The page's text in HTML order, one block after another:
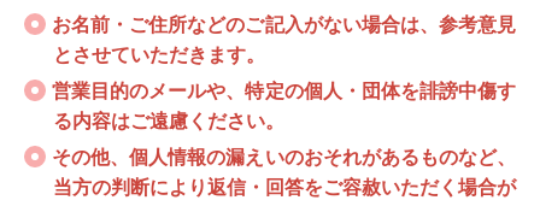
お名前・ご住所などのご記入がない場合は、参考意見
とさせていただきます。
営業目的のメールや、特定の個人・団体を誹謗中傷す
る内容はご遠慮ください。
その他、個人情報の漏えいのおそれがあるものなど、
当方の判断により返信・回答をご容赦いただく場合が